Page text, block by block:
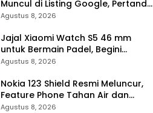
Muncul di Listing Google, Pertanda
Segera Rilis?
Agustus 8, 2026
Jajal Xiaomi Watch S5 46 mm
untuk Bermain Padel, Begini
Kemampuannya
Agustus 8, 2026
Nokia 123 Shield Resmi Meluncur,
Feature Phone Tahan Air dan
Debu
Agustus 8, 2026